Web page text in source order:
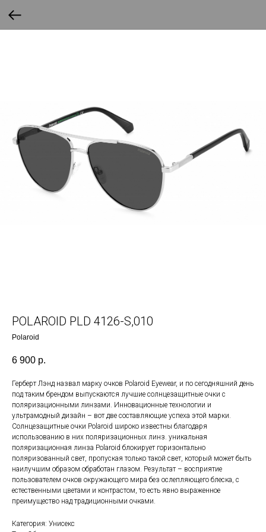
POLAROID PLD 4126-S,010
Polaroid
6 900 р.
Герберт Лэнд назвал марку очков Polaroid Eyewear, и по сегодняшний день
под таким брендом выпускаются лучшие солнцезащитные очки с
поляризационными линзами. Инновационные технологии и
ультрамодный дизайн – вот две составляющие успеха этой марки.
Солнцезащитные очки Polaroid широко известны благодаря
использованию в них поляризационных линз. уникальная
поляризационная линза Polaroid блокирует горизонтально
поляризованный свет, пропуская только такой свет, который может быть
наилучшим образом обработан глазом. Результат – восприятие
пользователем очков окружающего мира без ослепляющего блеска, с
естественными цветами и контрастом, то есть явно выраженное
преимущество над традиционными очками.
Категория: Унисекс